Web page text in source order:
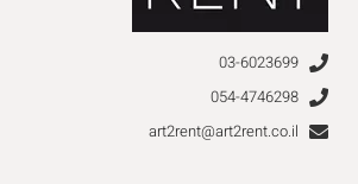
03-6023699
054-4746298
art2rent@art2rent.co.il